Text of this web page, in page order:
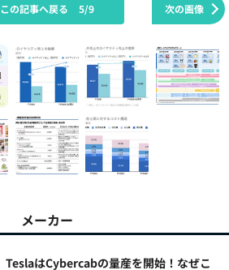
次の画像
この記事へ戻る 5/9
メーカー
TeslaはCybercabの量産を開始！なぜこ